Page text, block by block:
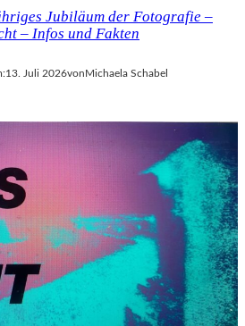
Jubiläum der Fotografie –
– Infos und Fakten
13. Juli 2026vonMichaela Schabel